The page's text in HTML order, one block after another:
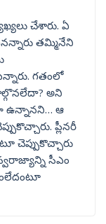
చేశారు. ఏ
తమ్మినేని
గతంలో
అని
ఉన్నానని… ఆ
ప్లీనరీ
చెప్పుకొచ్చారు
సీఎం